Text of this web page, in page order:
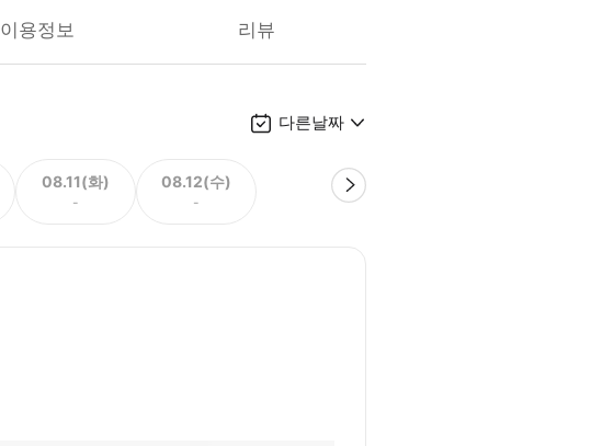
이용정보 리뷰
다른날짜
08.11(화)
-
08.12(수)
-